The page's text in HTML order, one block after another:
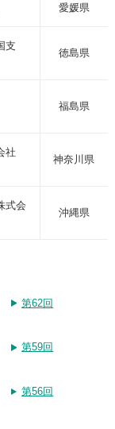
愛媛県
支
徳島県
福島県
社
神奈川県
式会
沖縄県
第62回
第59回
第56回